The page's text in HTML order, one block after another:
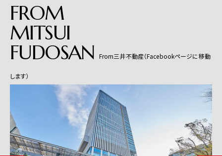
FROM
MITSUI
FUDOSAN From三井不動産（Facebookページに移動
します）